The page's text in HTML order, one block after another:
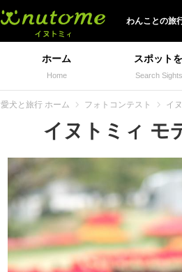
わんことの旅
ホーム
Home
スポット
Search
愛犬と旅行 ホーム フォトコンテスト イ
イヌトミィ モ